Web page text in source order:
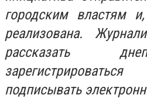
городским властям
реализована.
рассказать
подписывать